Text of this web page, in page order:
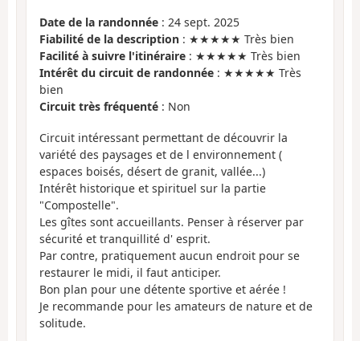
Date de la randonnée : 24 sept. 2025
Fiabilité de la description : ★★★★★ Très bien
Facilité à suivre l'itinéraire : ★★★★★ Très bien
Intérêt du circuit de randonnée : ★★★★★ Très
bien
Circuit très fréquenté : Non
Circuit intéressant permettant de découvrir la
variété des paysages et de l environnement (
espaces boisés, désert de granit, vallée...)
Intérêt historique et spirituel sur la partie
"Compostelle".
Les gîtes sont accueillants. Penser à réserver par
sécurité et tranquillité d' esprit.
Par contre, pratiquement aucun endroit pour se
restaurer le midi, il faut anticiper.
Bon plan pour une détente sportive et aérée !
Je recommande pour les amateurs de nature et de
solitude.